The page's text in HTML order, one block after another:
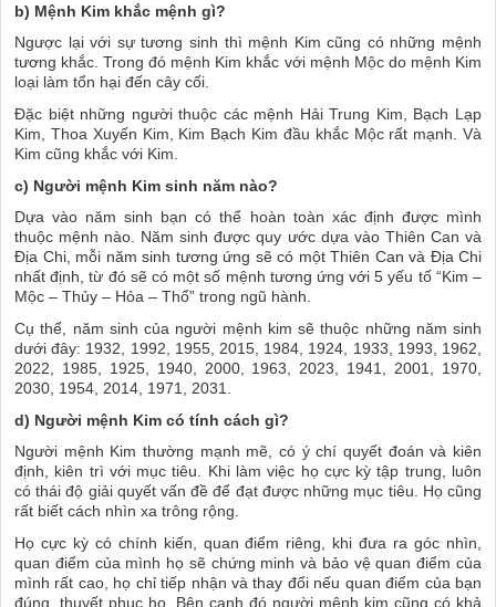
b) Mệnh Kim khắc mệnh gì?
Ngược lại với sự tương sinh thì mệnh Kim cũng có những mệnh
tương khắc. Trong đó mệnh Kim khắc với mệnh Mộc do mệnh Kim
loại làm tổn hại đến cây cối.
Đặc biệt những người thuộc các mệnh Hải Trung Kim, Bạch Lạp
Kim, Thoa Xuyến Kim, Kim Bạch Kim đầu khắc Mộc rất mạnh. Và
Kim cũng khắc với Kim.
c) Người mệnh Kim sinh năm nào?
Dựa vào năm sinh bạn có thể hoàn toàn xác định được mình
thuộc mệnh nào. Năm sinh được quy ước dựa vào Thiên Can và
Địa Chi, mỗi năm sinh tương ứng sẽ có một Thiên Can và Địa Chi
nhất định, từ đó sẽ có một số mệnh tương ứng với 5 yếu tố “Kim –
Mộc – Thủy – Hỏa – Thổ” trong ngũ hành.
Cụ thể, năm sinh của người mệnh kim sẽ thuộc những năm sinh
dưới đây: 1932, 1992, 1955, 2015, 1984, 1924, 1933, 1993, 1962,
2022, 1985, 1925, 1940, 2000, 1963, 2023, 1941, 2001, 1970,
2030, 1954, 2014, 1971, 2031.
d) Người mệnh Kim có tính cách gì?
Người mệnh Kim thường mạnh mẽ, có ý chí quyết đoán và kiên
định, kiên trì với mục tiêu. Khi làm việc họ cực kỳ tập trung, luôn
có thái độ giải quyết vấn đề để đạt được những mục tiêu. Họ cũng
rất biết cách nhìn xa trông rộng.
Họ cực kỳ có chính kiến, quan điểm riêng, khi đưa ra góc nhìn,
quan điểm của mình họ sẽ chứng minh và bảo vệ quan điểm của
mình rất cao, họ chỉ tiếp nhận và thay đổi nếu quan điểm của bạn
đúng, thuyết phục họ. Bên cạnh đó người mệnh kim cũng có khả